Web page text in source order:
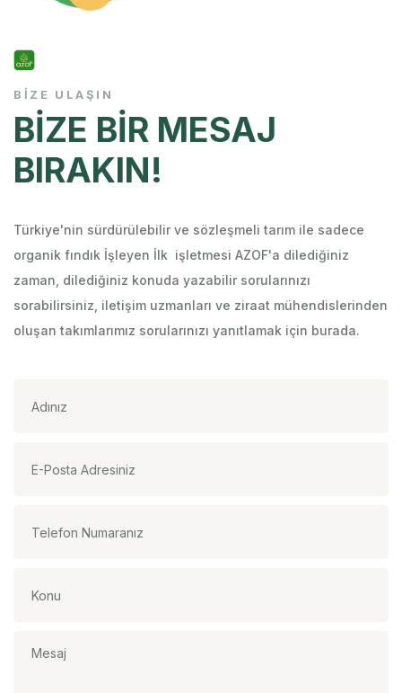
BİZE ULAŞIN
BİZE BİR MESAJ
BIRAKIN!
Türkiye'nin sürdürülebilir ve sözleşmeli tarım ile sadece
organik fındık İşleyen İlk işletmesi AZOF'a dilediğiniz
zaman, dilediğiniz konuda yazabilir sorularınızı
sorabilirsiniz, iletişim uzmanları ve ziraat mühendislerinden
oluşan takımlarımız sorularınızı yanıtlamak için burada.